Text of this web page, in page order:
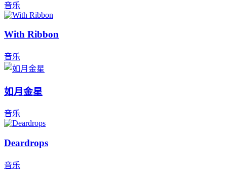
音乐
With Ribbon
音乐
如月金星
音乐
Deardrops
音乐